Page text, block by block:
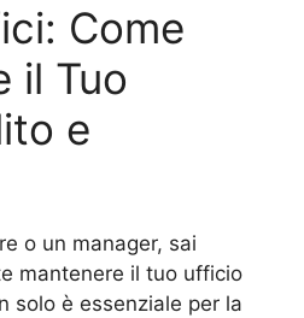
Come
il Tuo
e
o un manager, sai
mantenere il tuo ufficio
solo è essenziale per la